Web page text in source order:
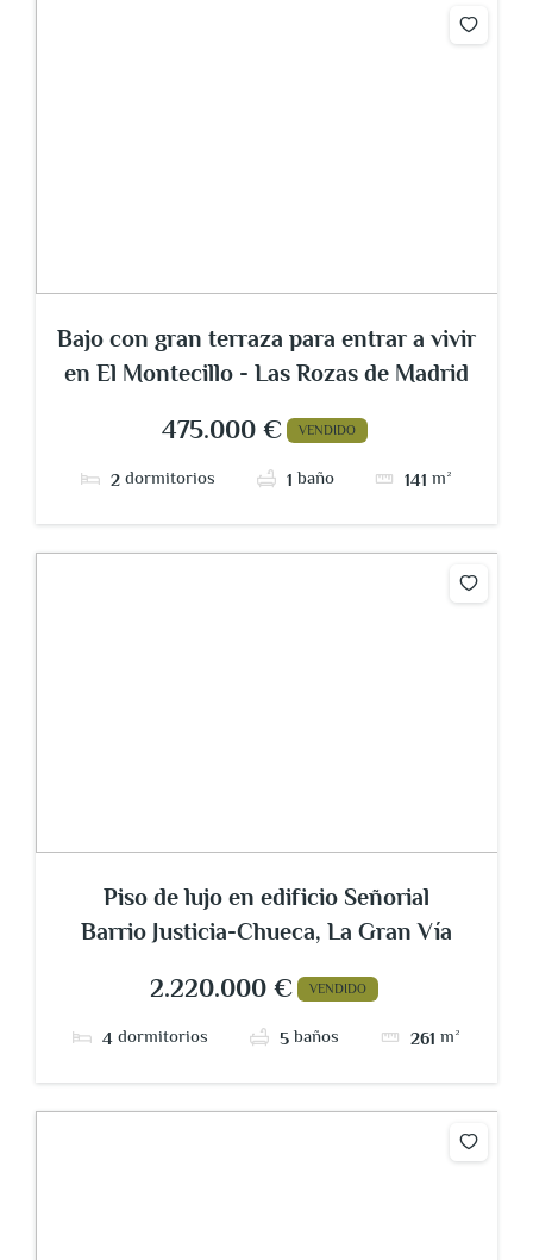
Bajo con gran terraza para entrar a vivir
en El Montecillo - Las Rozas de Madrid
475.000 € VENDIDO
2dormitorios 1 baño 141 m²
Piso de lujo en edificio Señorial
Barrio Justicia-Chueca, La Gran Vía
2.220.000 € VENDIDO
4 dormitorios 5 baños 261 m²